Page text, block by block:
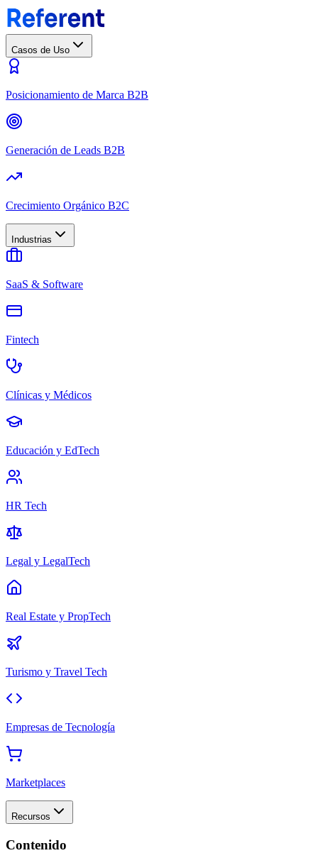
Casos de Uso
Posicionamiento de Marca B2B
Generación de Leads B2B
Crecimiento Orgánico B2C
Industrias
SaaS & Software
Fintech
Clínicas y Médicos
Educación y EdTech
HR Tech
Legal y LegalTech
Real Estate y PropTech
Turismo y Travel Tech
Empresas de Tecnología
Marketplaces
Recursos
Contenido